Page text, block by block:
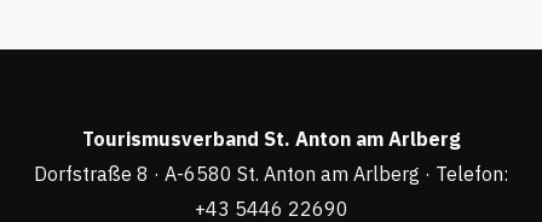
Tourismusverband St. Anton am Arlberg
Dorfstraße 8 · A-6580 St. Anton am Arlberg · Telefon:
+43 5446 22690